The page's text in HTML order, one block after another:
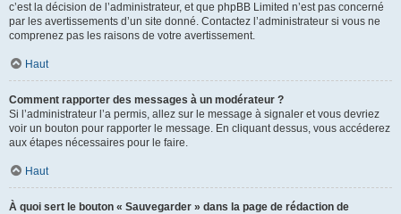
c’est la décision de l’administrateur, et que phpBB Limited n’est pas concerné
par les avertissements d’un site donné. Contactez l’administrateur si vous ne
comprenez pas les raisons de votre avertissement.
Haut
Comment rapporter des messages à un modérateur ?
Si l’administrateur l’a permis, allez sur le message à signaler et vous devriez
voir un bouton pour rapporter le message. En cliquant dessus, vous accéderez
aux étapes nécessaires pour le faire.
Haut
À quoi sert le bouton « Sauvegarder » dans la page de rédaction de